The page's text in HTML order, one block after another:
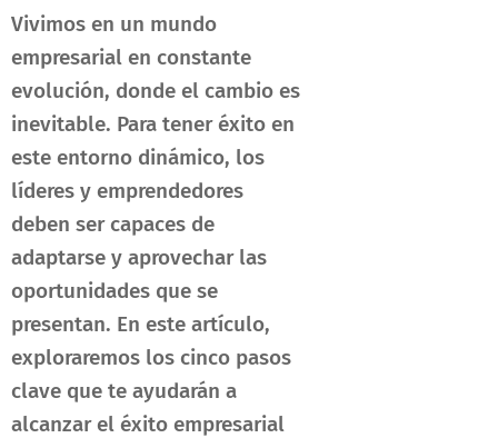
Vivimos en un mundo
empresarial en constante
evolución, donde el cambio es
inevitable. Para tener éxito en
este entorno dinámico, los
líderes y emprendedores
deben ser capaces de
adaptarse y aprovechar las
oportunidades que se
presentan. En este artículo,
exploraremos los cinco pasos
clave que te ayudarán a
alcanzar el éxito empresarial